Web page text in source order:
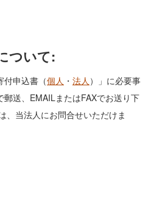
ついて:
付申込書（個人 ・ 法人 ）」に必要事
送、EMAILまたはFAXでお送り下
、当法人にお問合せいただけま